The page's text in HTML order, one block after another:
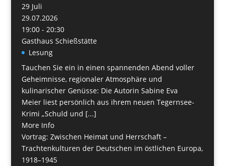
29 Juli
29.07.2026
19:00 - 20:30
Gasthaus Schießstätte
Lesung
Tauchen Sie ein in einen spannenden Abend voller
Geheimnisse, regionaler Atmosphäre und
kulinarischer Genüsse: Die Autorin Sabine Eva
Meier liest persönlich aus ihrem neuen Tegernsee-
Krimi „Schuld und [...]
More Info
Vortrag: Zwischen Heimat und Herrschaft –
Trachtenkulturen der Deutschen im östlichen Europa,
1918–1945